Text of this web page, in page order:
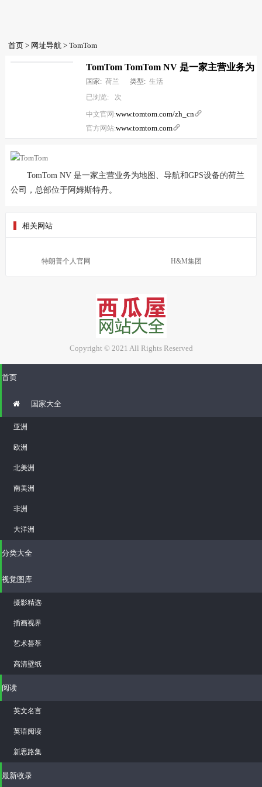
首页> 网址导航> TomTom
TomTom TomTom NV 是一家主营业务为
国家: 荷兰 类型: 生活
已浏览:
次
中文官网:www.tomtom.com/zh_cn
官方网站:www.tomtom.com
TomTom NV 是一家主营业务为地图、导航和GPS设备的荷兰
公司，总部位于阿姆斯特丹。
相关网站
特朗普个人官网 H&M集团
Copyright © 2021 All Rights Reserved
首页
国家大全
亚洲
欧洲
北美洲
南美洲
非洲
大洋洲
分类大全
视觉图库
摄影精选
插画视界
艺术荟萃
高清壁纸
阅读
英文名言
英语阅读
新思路集
最新收录